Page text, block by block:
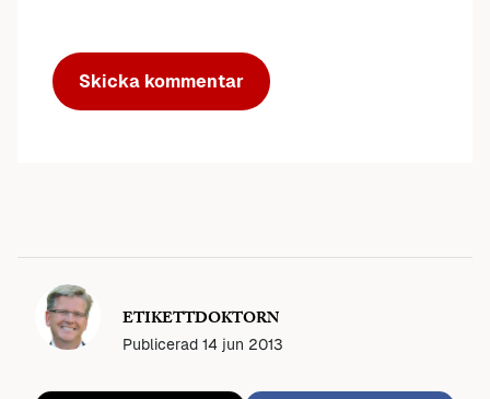
ETIKETTDOKTORN
Publicerad 14 jun 2013